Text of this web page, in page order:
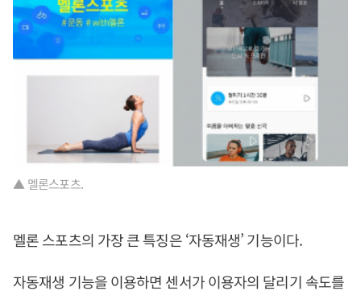
▲ 멜론스포츠.
멜론 스포츠의 가장 큰 특징은 ‘자동재생’ 기능이다.
자동재생 기능을 이용하면 센서가 이용자의 달리기 속도를